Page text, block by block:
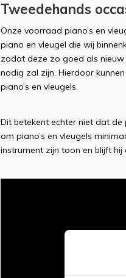
Tweedehands
Onze voorraad piano’s en
piano en vleugel die wij
zodat deze zo goed als nieuw
nodig zal zijn. Hierdoor
piano’s en vleugels.
Dit betekent echter niet dat
om piano’s en vleugels
instrument zijn toon en blijft hij